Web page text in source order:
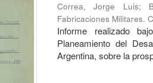
Correa, Jorge Luis;
Fabricaciones Militares.
Informe realizado
Planeamiento del
Argentina, sobre la